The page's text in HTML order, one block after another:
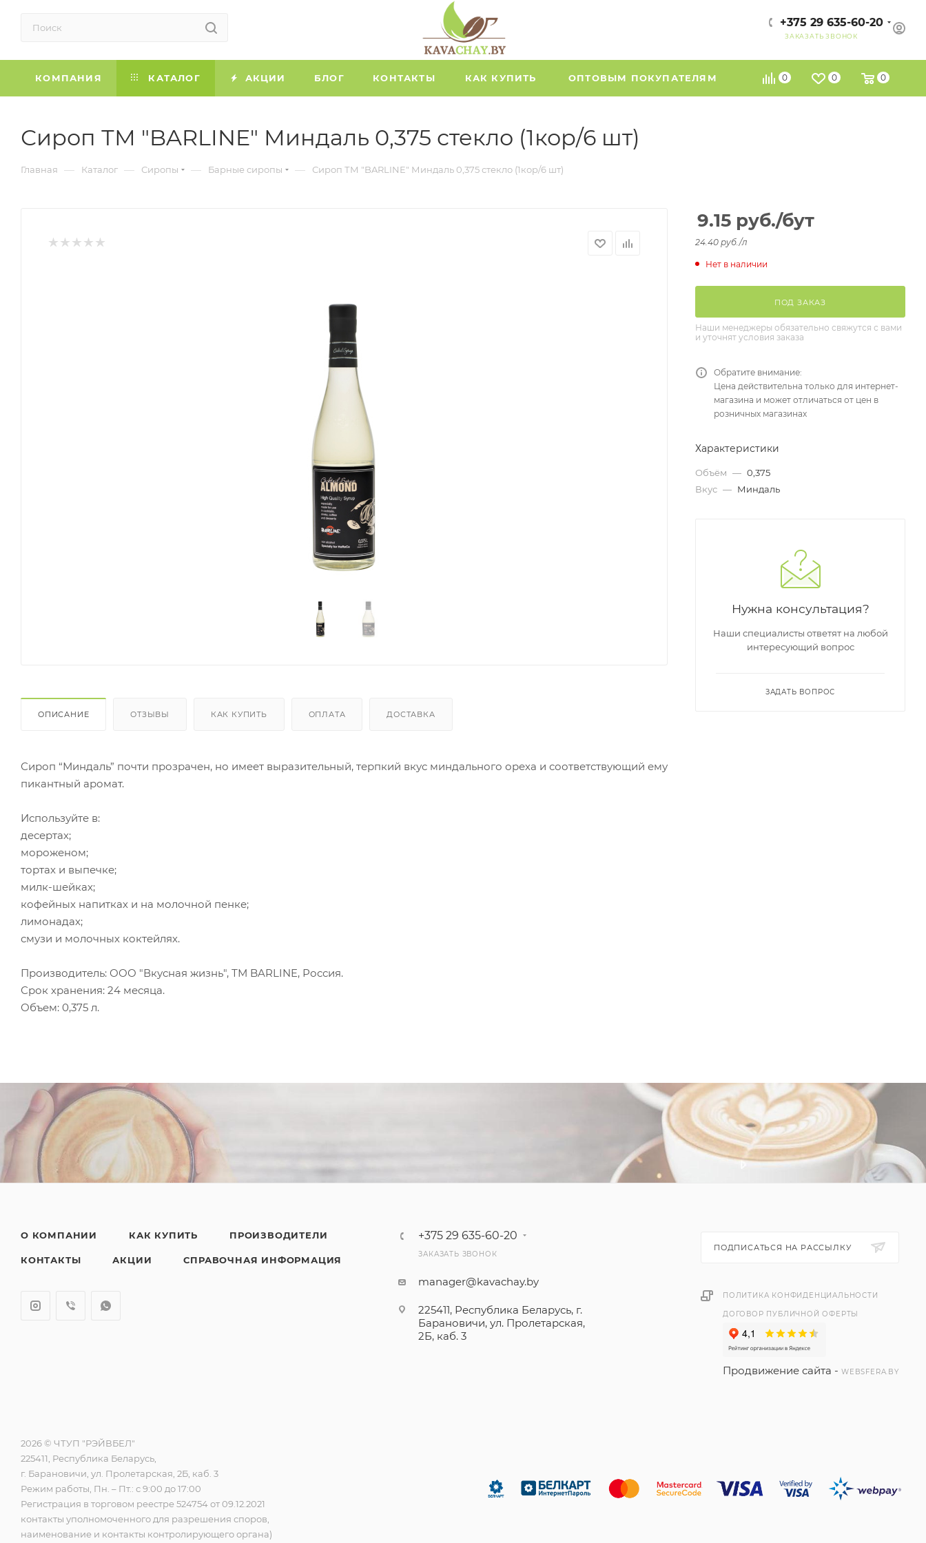
+375 29 635-60-20
ЗАКАЗАТЬ ЗВОНОК
0 0 0
КОМПАНИЯ КАТАЛОГ АКЦИИ БЛОГ КОНТАКТЫ КАК КУПИТЬ ОПТОВЫМ ПОКУПАТЕЛЯМ
Сироп ТМ "BARLINE" Миндаль 0,375 стекло (1кор/6 шт)
Главная — Каталог — Сиропы — Барные сиропы — Сироп ТМ "BARLINE" Миндаль 0,375 стекло (1кор/6 шт)
ОПИСАНИЕ ОТЗЫВЫ КАК КУПИТЬ ОПЛАТА ДОСТАВКА
Сироп “Миндаль” почти прозрачен, но имеет выразительный, терпкий вкус миндального ореха и соответствующий ему
пикантный аромат.
Используйте в:
десертах;
мороженом;
тортах и выпечке;
милк-шейках;
кофейных напитках и на молочной пенке;
лимонадах;
смузи и молочных коктейлях.
Производитель: ООО "Вкусная жизнь", ТМ BARLINE, Россия.
Срок хранения: 24 месяца.
Объем: 0,375 л.
9.15 руб./бут
24.40 руб./л
Нет в наличии
ПОД ЗАКАЗ
Наши менеджеры обязательно свяжутся с вами
и уточнят условия заказа
Обратите внимание:
Цена действительна только для интернет-
магазина и может отличаться от цен в
розничных магазинах
Характеристики
Объём — 0,375
Вкус — Миндаль
Нужна консультация?
Наши специалисты ответят на любой
интересующий вопрос
ЗАДАТЬ ВОПРОС
О КОМПАНИИ КАК КУПИТЬ ПРОИЗВОДИТЕЛИ
КОНТАКТЫ АКЦИИ СПРАВОЧНАЯ ИНФОРМАЦИЯ
+375 29 635-60-20
ЗАКАЗАТЬ ЗВОНОК
manager@kavachay.by
225411, Республика Беларусь, г.
Барановичи, ул. Пролетарская,
2Б, каб. 3
ПОДПИСАТЬСЯ НА РАССЫЛКУ
ПОЛИТИКА КОНФИДЕНЦИАЛЬНОСТИ
ДОГОВОР ПУБЛИЧНОЙ ОФЕРТЫ
Продвижение сайта - WEBSFERA.BY
2026 © ЧТУП "РЭЙВБЕЛ"
225411, Республика Беларусь,
г. Барановичи, ул. Пролетарская, 2Б, каб. 3
Режим работы, Пн. – Пт.: с 9:00 до 17:00
Регистрация в торговом реестре 524754 от 09.12.2021
контакты уполномоченного для разрешения споров,
наименование и контакты контролирующего органа)